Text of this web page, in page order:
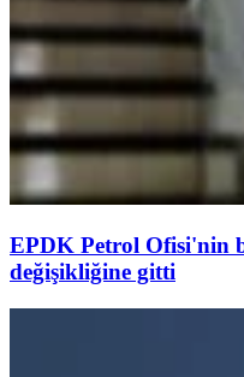
EPDK Petrol Ofisi'nin
değişikliğine gitti